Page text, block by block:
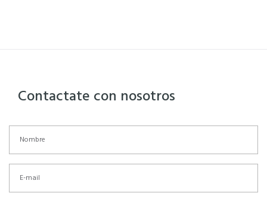
Contactate con nosotros